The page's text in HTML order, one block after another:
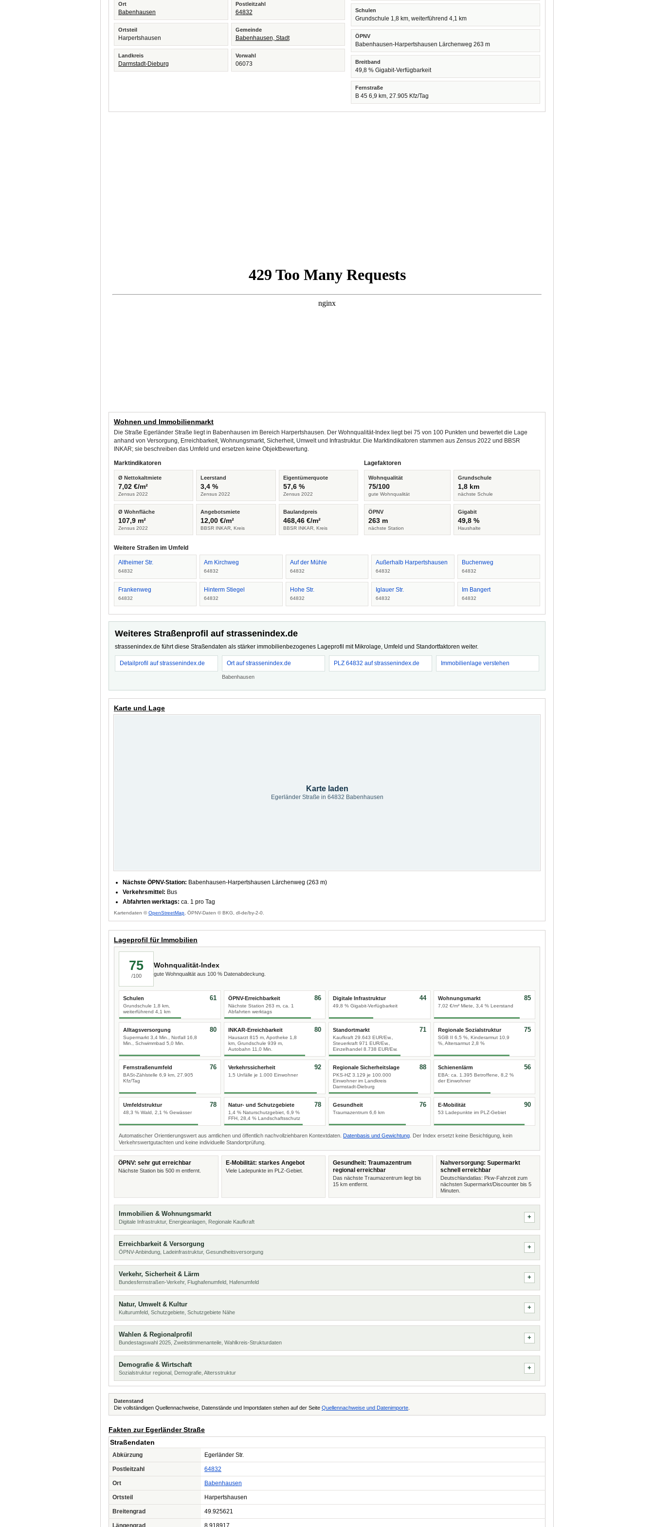
Ort
Babenhausen
Postleitzahl
64832
Ortsteil
Harpertshausen
Gemeinde
Babenhausen, Stadt
Landkreis
Darmstadt-Dieburg
Vorwahl
06073
Schulen
Grundschule 1,8 km, weiterführend 4,1 km
ÖPNV
Babenhausen-Harpertshausen Lärchenweg 263 m
Breitband
49,8 % Gigabit-Verfügbarkeit
Fernstraße
B 45 6,9 km, 27.905 Kfz/Tag
Wohnen und Immobilienmarkt
Die Straße Egerländer Straße liegt in Babenhausen im Bereich Harpertshausen. Der Wohnqualität-Index liegt bei 75 von 100 Punkten und bewertet die Lage
anhand von Versorgung, Erreichbarkeit, Wohnungsmarkt, Sicherheit, Umwelt und Infrastruktur. Die Marktindikatoren stammen aus Zensus 2022 und BBSR
INKAR; sie beschreiben das Umfeld und ersetzen keine Objektbewertung.
Marktindikatoren
Ø Nettokaltmiete
7,02 €/m²
Zensus 2022
Leerstand
3,4 %
Zensus 2022
Eigentümerquote
57,6 %
Zensus 2022
Ø Wohnfläche
107,9 m²
Zensus 2022
Angebotsmiete
12,00 €/m²
BBSR INKAR, Kreis
Baulandpreis
468,46 €/m²
BBSR INKAR, Kreis
Lagefaktoren
Wohnqualität
75/100
gute Wohnqualität
Grundschule
1,8 km
nächste Schule
ÖPNV
263 m
nächste Station
Gigabit
49,8 %
Haushalte
Weitere Straßen im Umfeld
Altheimer Str.
64832
Am Kirchweg
64832
Auf der Mühle
64832
Außerhalb Harpertshausen
64832
Buchenweg
64832
Frankenweg
64832
Hinterm Stiegel
64832
Hohe Str.
64832
Iglauer Str.
64832
Im Bangert
64832
Weiteres Straßenprofil auf strassenindex.de
strassenindex.de führt diese Straßendaten als stärker immobilienbezogenes Lageprofil mit Mikrolage, Umfeld und Standortfaktoren weiter.
Detailprofil auf strassenindex.de Ort auf strassenindex.de
Babenhausen
PLZ 64832 auf strassenindex.de Immobilienlage verstehen
Karte und Lage
Karte laden
Egerländer Straße in 64832 Babenhausen
Nächste ÖPNV-Station: Babenhausen-Harpertshausen Lärchenweg (263 m)
Verkehrsmittel: Bus
Abfahrten werktags: ca. 1 pro Tag
Kartendaten ©OpenStreetMap , ÖPNV-Daten © BKG, dl-de/by-2-0.
Lageprofil für Immobilien
75
/100
Wohnqualität-Index
gute Wohnqualität aus 100 % Datenabdeckung.
Schulen
Grundschule 1,8 km,
weiterführend 4,1 km
61 ÖPNV-Erreichbarkeit
Nächste Station 263 m, ca. 1
Abfahrten werktags
86 Digitale Infrastruktur
49,8 % Gigabit-Verfügbarkeit
44 Wohnungsmarkt
7,02 €/m² Miete, 3,4 % Leerstand
85
Alltagsversorgung
Supermarkt 3,4 Min., Notfall 16,8
Min., Schwimmbad 5,0 Min.
80 INKAR-Erreichbarkeit
Hausarzt 815 m, Apotheke 1,8
km, Grundschule 939 m,
Autobahn 11,0 Min.
80 Standortmarkt
Kaufkraft 29.643 EUR/Ew.,
Steuerkraft 971 EUR/Ew.,
Einzelhandel 8.738 EUR/Ew.
71 Regionale Sozialstruktur
SGB II 6,5 %, Kinderarmut 10,9
%, Altersarmut 2,8 %
75
Fernstraßenumfeld
BASt-Zählstelle 6,9 km, 27.905
Kfz/Tag
76 Verkehrssicherheit
1,5 Unfälle je 1.000 Einwohner
92 Regionale Sicherheitslage
PKS-HZ 3.129 je 100.000
Einwohner im Landkreis
Darmstadt-Dieburg
88 Schienenlärm
EBA: ca. 1.395 Betroffene, 8,2 %
der Einwohner
56
Umfeldstruktur
48,3 % Wald, 2,1 % Gewässer
78 Natur- und Schutzgebiete
1,4 % Naturschutzgebiet, 6,9 %
FFH, 28,4 % Landschaftsschutz
78 Gesundheit
Traumazentrum 6,6 km
76 E-Mobilität
53 Ladepunkte im PLZ-Gebiet
90
Automatischer Orientierungswert aus amtlichen und öffentlich nachvollziehbaren Kontextdaten. Datenbasis und Gewichtung . Der Index ersetzt keine Besichtigung, kein
Verkehrswertgutachten und keine individuelle Standortprüfung.
ÖPNV: sehr gut erreichbar
Nächste Station bis 500 m entfernt.
E-Mobilität: starkes Angebot
Viele Ladepunkte im PLZ-Gebiet.
Gesundheit: Traumazentrum
regional erreichbar
Das nächste Traumazentrum liegt bis
15 km entfernt.
Nahversorgung: Supermarkt
schnell erreichbar
Deutschlandatlas: Pkw-Fahrzeit zum
nächsten Supermarkt/Discounter bis 5
Minuten.
Immobilien & Wohnungsmarkt
Digitale Infrastruktur, Energieanlagen, Regionale Kaufkraft
Erreichbarkeit & Versorgung
ÖPNV-Anbindung, Ladeinfrastruktur, Gesundheitsversorgung
Verkehr, Sicherheit & Lärm
Bundesfernstraßen-Verkehr, Flughafenumfeld, Hafenumfeld
Natur, Umwelt & Kultur
Kulturumfeld, Schutzgebiete, Schutzgebiete Nähe
Wahlen & Regionalprofil
Bundestagswahl 2025, Zweitstimmenanteile, Wahlkreis-Strukturdaten
Demografie & Wirtschaft
Sozialstruktur regional, Demografie, Altersstruktur
Datenstand
Die vollständigen Quellennachweise, Datenstände und Importdaten stehen auf der Seite Quellennachweise und Datenimporte
Fakten zur Egerländer Straße
Straßendaten
Abkürzung Egerländer Str.
Postleitzahl 64832
Ort Babenhausen
Ortsteil Harpertshausen
Breitengrad 49.925621
Längengrad 8.918917